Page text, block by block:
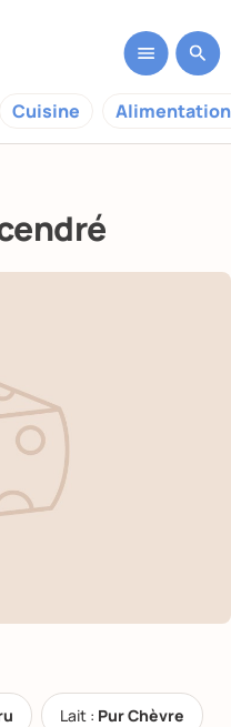
Cuisine
Lait : Pur Chèvre